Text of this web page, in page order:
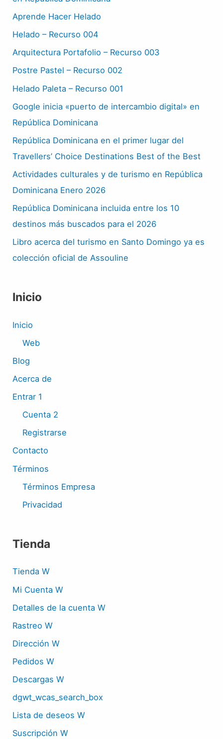
Aprende Hacer Helado
Helado – Recurso 004
Arquitectura Portafolio – Recurso 003
Postre Pastel – Recurso 002
Helado Paleta – Recurso 001
Google inicia «puerto de intercambio digital» en
República Dominicana
República Dominicana en el primer lugar del
Travellers’ Choice Destinations Best of the Best
Actividades culturales y de turismo en República
Dominicana Enero 2026
República Dominicana incluida entre los 10
destinos más buscados para el 2026
Libro acerca del turismo en Santo Domingo ya es
colección oficial de Assouline
Inicio
Inicio
Web
Blog
Acerca de
Entrar 1
Cuenta 2
Registrarse
Contacto
Términos
Términos Empresa
Privacidad
Tienda
Tienda W
Mi Cuenta W
Detalles de la cuenta W
Rastreo W
Dirección W
Pedidos W
Descargas W
dgwt_wcas_search_box
Lista de deseos W
Suscripción W